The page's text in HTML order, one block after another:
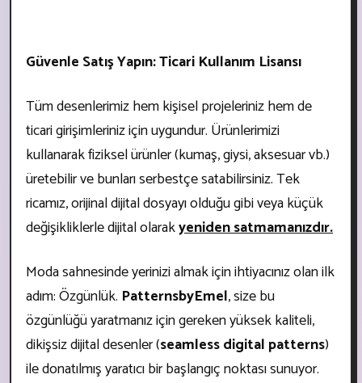
Güvenle Satış Yapın: Ticari Kullanım Lisansı
Tüm desenlerimiz hem kişisel projeleriniz hem de
ticari girişimleriniz için uygundur. Ürünlerimizi
kullanarak fiziksel ürünler (kumaş, giysi, aksesuar vb.)
üretebilir ve bunları serbestçe satabilirsiniz. Tek
ricamız, orijinal dijital dosyayı olduğu gibi veya küçük
değişikliklerle dijital olarakyeniden satmamanızdır.
Moda sahnesinde yerinizi almak için ihtiyacınız olan ilk
adım: Özgünlük. PatternsbyEmel, size bu
özgünlüğü yaratmanız için gereken yüksek kaliteli,
dikişsiz dijital desenler (seamless digital patterns)
ile donatılmış yaratıcı bir başlangıç noktası sunuyor.